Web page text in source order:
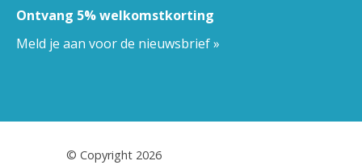
Ontvang 5% welkomstkorting
Meld je aan voor de nieuwsbrief »
© Copyright 2026